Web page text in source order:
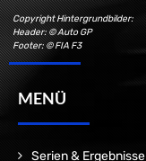
Copyright Hintergrundbilder:
Header: © Auto GP
Footer: © FIA F3
MENÜ
Serien & Ergebnisse